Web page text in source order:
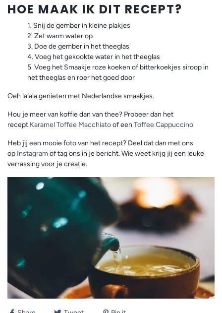
HOE MAAK IK DIT RECEPT?
Snij de gember in kleine plakjes
Zet warm water op
Doe de gember in het theeglas
Voeg het gekookte water in het theeglas
Voeg het Smaakje roze koeken of bitterkoekjes siroop in
het theeglas en roer het goed door
Oeh lalala genieten met Nederlandse smaakjes.
Hou je meer van koffie dan van thee? Probeer dan het
recept Karamel Toffee Macchiatoof een Toffee Cappuccino
Heb jij een mooie foto van het recept? Deel dat dan met ons
op Instagram of tag ons in je bericht. Wie weet krijg jij een leuke
verrassing voor je creatie.